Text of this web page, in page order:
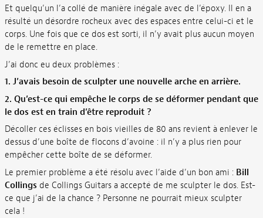
Et quelqu’un l’a collé de manière inégale avec de l’époxy. Il en a
résulté un désordre rocheux avec des espaces entre celui-ci et le
corps. Une fois que ce dos est sorti, il n’y avait plus aucun moyen
de le remettre en place.
J’ai donc eu deux problèmes :
1. J’avais besoin de sculpter une nouvelle arche en arrière.
2. Qu’est-ce qui empêche le corps de se déformer pendant que
le dos est en train d’être reproduit ?
Décoller ces éclisses en bois vieilles de 80 ans revient à enlever le
dessus d’une boîte de flocons d’avoine : il n’y a plus rien pour
empêcher cette boîte de se déformer.
Le premier problème a été résolu avec l’aide d’un bon ami : Bill
Collings de Collings Guitars a accepté de me sculpter le dos. Est-
ce que j’ai de la chance ? Personne ne pourrait mieux sculpter
cela !